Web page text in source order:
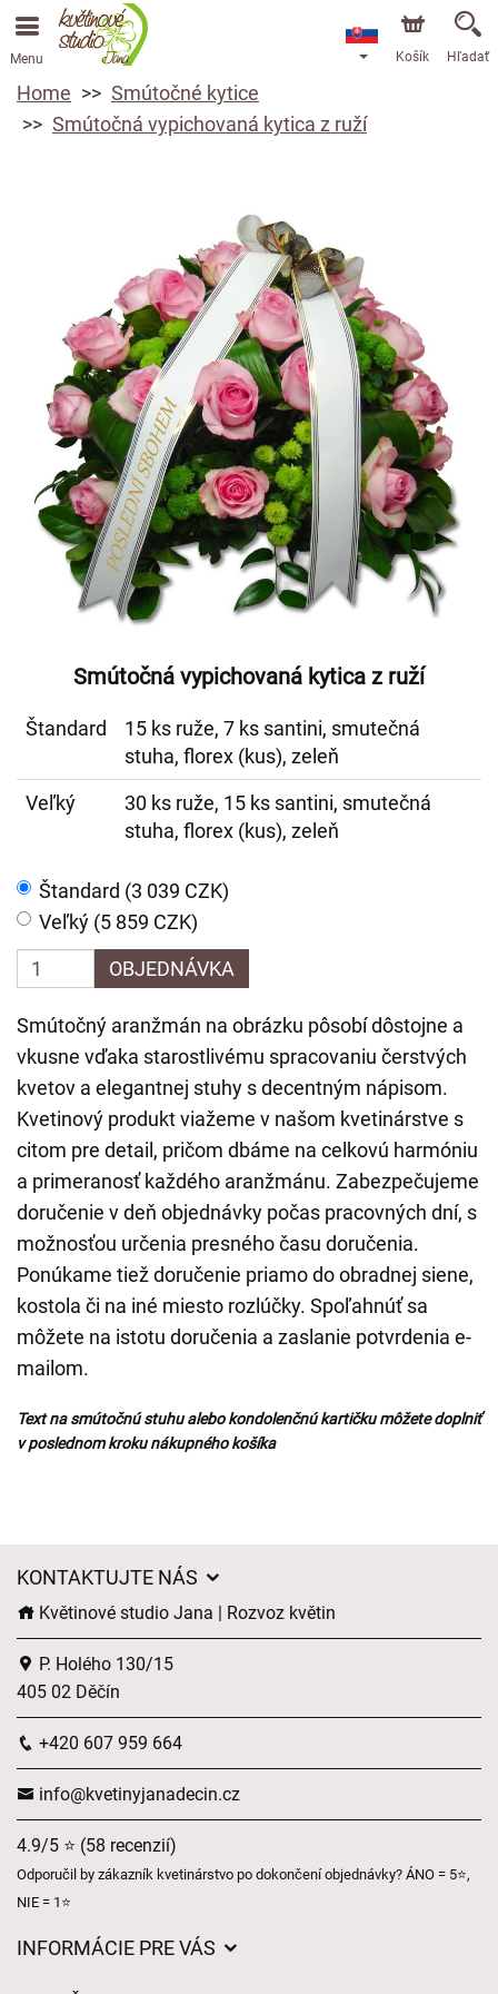
Menu Košík Hľadať
Home
Smútočné kytice
Smútočná vypichovaná kytica z ruží
Smútočná vypichovaná kytica z ruží
Štandard
15 ks ruže, 7 ks santini, smutečná
stuha, florex (kus), zeleň
Veľký
30 ks ruže, 15 ks santini, smutečná
stuha, florex (kus), zeleň
Štandard (3 039 CZK)
Veľký (5 859 CZK)
OBJEDNÁVKA
Smútočný aranžmán na obrázku pôsobí dôstojne a
vkusne vďaka starostlivému spracovaniu čerstvých
kvetov a elegantnej stuhy s decentným nápisom.
Kvetinový produkt viažeme v našom kvetinárstve s
citom pre detail, pričom dbáme na celkovú harmóniu
a primeranosť každého aranžmánu. Zabezpečujeme
doručenie v deň objednávky počas pracovných dní, s
možnosťou určenia presného času doručenia.
Ponúkame tiež doručenie priamo do obradnej siene,
kostola či na iné miesto rozlúčky. Spoľahnúť sa
môžete na istotu doručenia a zaslanie potvrdenia e-
mailom.
Text na smútočnú stuhu alebo kondolenčnú kartičku môžete doplniť
v poslednom kroku nákupného košíka
KONTAKTUJTE NÁS
Květinové studio Jana | Rozvoz květin
P. Holého 130/15
405 02 Děčín
+420 607 959 664
info@kvetinyjanadecin.cz
4.9/5 ⭐ (58 recenzií)
Odporučil by zákazník kvetinárstvo po dokončení objednávky? ÁNO = 5⭐,
NIE = 1⭐
INFORMÁCIE PRE VÁS